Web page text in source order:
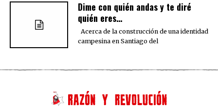
Dime con quién andas y te diré
quién eres…
Acerca de la construcción de una identidad
campesina en Santiago del